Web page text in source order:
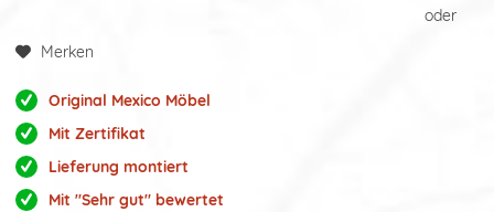
oder
Merken
Original Mexico Möbel
Mit Zertifikat
Lieferung montiert
Mit "Sehr gut" bewertet